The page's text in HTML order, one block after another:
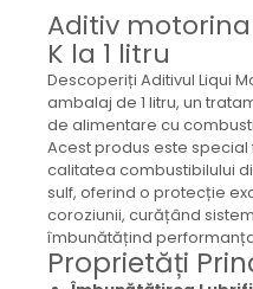
Hidraulica
Mecanica
Electropompa si motoare
electrice
Burdufuri si cilindri hidraulici
Role, bucsi si bolturi
BEHRENS
Bolturi - role - bucse
Burdufe si cilindri
Aditiv motorina
K la 1 litru
Descoperiți Aditivul Liqui
ambalaj de 1 litru, un
de alimentare cu
Acest produs este
calitatea combustibilului
sulf, oferind o protecție
coroziunii, curățând
îmbunătățind
Proprietăți